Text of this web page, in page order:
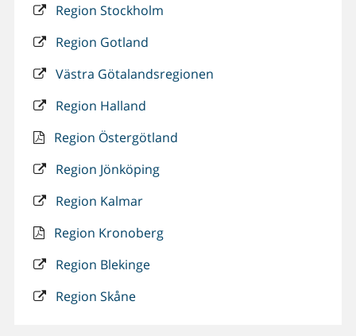
Region Stockholm
Region Gotland
Västra Götalandsregionen
Region Halland
Region Östergötland
Region Jönköping
Region Kalmar
Region Kronoberg
Region Blekinge
Region Skåne